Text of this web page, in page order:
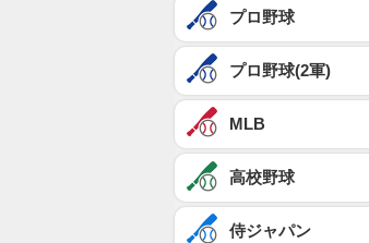
プロ野球
プロ野球(2軍)
MLB
高校野球
侍ジャパン